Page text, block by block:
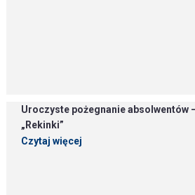
Uroczyste pożegnanie absolwentów
„Rekinki”
Czytaj więcej